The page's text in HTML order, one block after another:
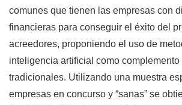
comunes que tienen las empresas con
financieras para conseguir el éxito del
acreedores, proponiendo el uso de
inteligencia artificial como
tradicionales. Utilizando una muestra
empresas en concurso y “sanas” se